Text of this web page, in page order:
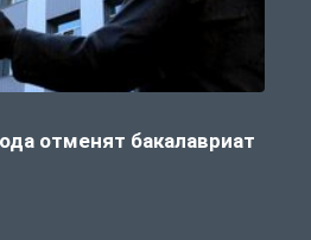
отменят бакалавриат